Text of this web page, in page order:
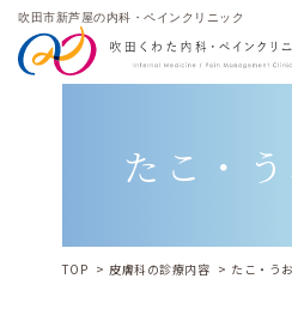
吹田市新芦屋の内科・ペインクリニック
たこ・
TOP 皮膚科の診療内容 たこ・う